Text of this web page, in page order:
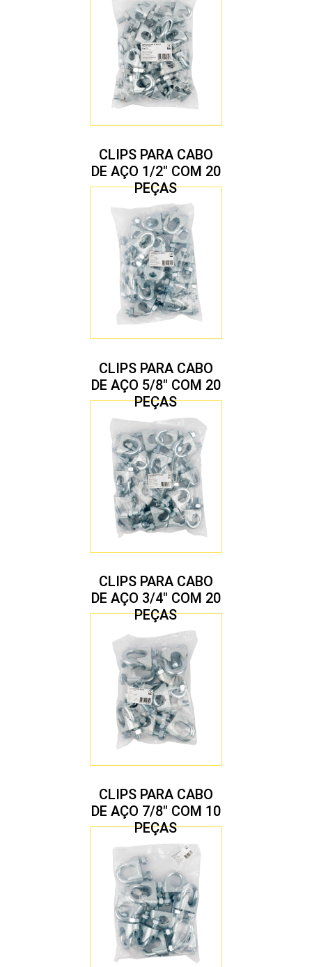
CLIPS PARA CABO
DE AÇO 1/2″ COM 20
PEÇAS
CLIPS PARA CABO
DE AÇO 5/8″ COM 20
PEÇAS
CLIPS PARA CABO
DE AÇO 3/4″ COM 20
PEÇAS
CLIPS PARA CABO
DE AÇO 7/8″ COM 10
PEÇAS